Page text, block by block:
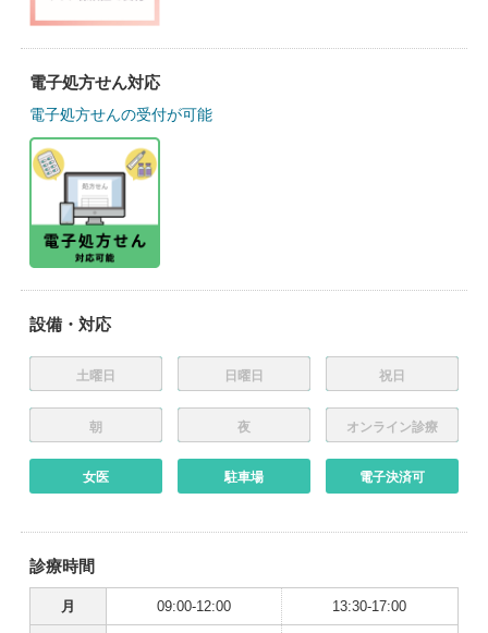
電子処方せん対応
電子処方せんの受付が可能
設備・対応
土曜日 日曜日 祝日
朝 夜 オンライン診療
女医 駐車場 電子決済可
診療時間
月 09:00-12:00 13:30-17:00